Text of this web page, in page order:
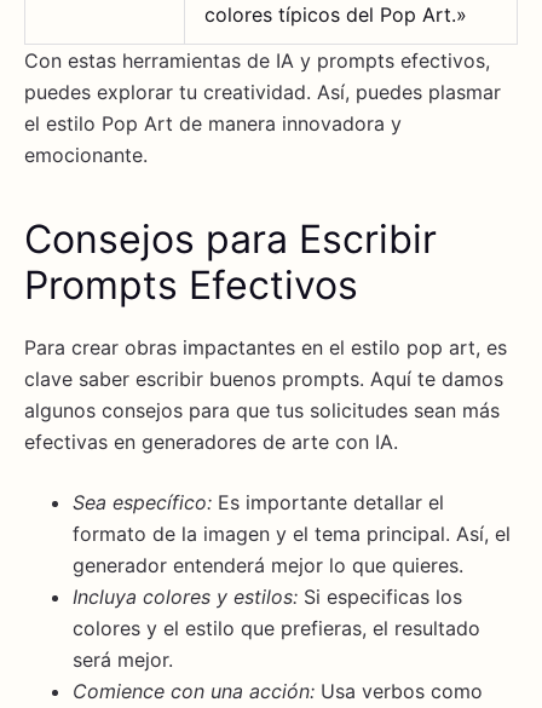
colores típicos del Pop Art.»
Con estas herramientas de IA y prompts efectivos,
puedes explorar tu creatividad. Así, puedes plasmar
el estilo Pop Art de manera innovadora y
emocionante.
Consejos para Escribir
Prompts Efectivos
Para crear obras impactantes en el estilo pop art, es
clave saber escribir buenos prompts. Aquí te damos
algunos consejos para que tus solicitudes sean más
efectivas en generadores de arte con IA.
Sea específico: Es importante detallar el
formato de la imagen y el tema principal. Así, el
generador entenderá mejor lo que quieres.
Incluya colores y estilos: Si especificas los
colores y el estilo que prefieras, el resultado
será mejor.
Comience con una acción: Usa verbos como